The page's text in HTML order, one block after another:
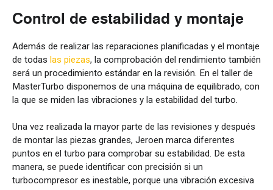
Control de estabilidad y montaje
Además de realizar las reparaciones planificadas y el montaje
de todas las piezas, la comprobación del rendimiento también
será un procedimiento estándar en la revisión. En el taller de
MasterTurbo disponemos de una máquina de equilibrado, con
la que se miden las vibraciones y la estabilidad del turbo.
Una vez realizada la mayor parte de las revisiones y después
de montar las piezas grandes, Jeroen marca diferentes
puntos en el turbo para comprobar su estabilidad. De esta
manera, se puede identificar con precisión si un
turbocompresor es inestable, porque una vibración excesiva